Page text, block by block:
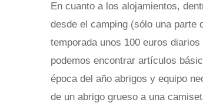
En cuanto a los alojamientos,
desde el camping (sólo una parte
temporada unos 100 euros
podemos encontrar artículos
época del año abrigos y equipo
de un abrigo grueso a una